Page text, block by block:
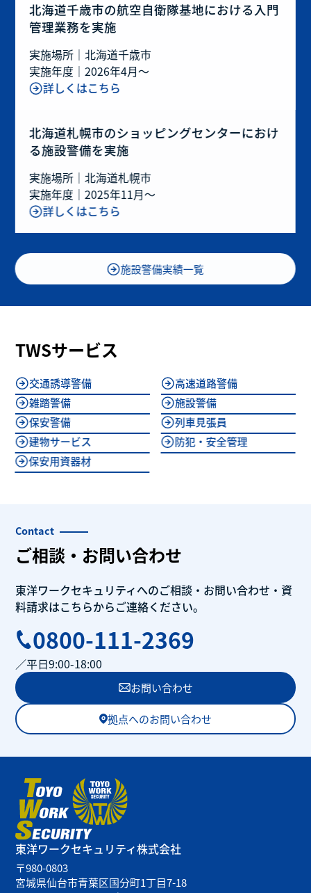
北海道千歳市の航空自衛隊基地における入門
管理業務を実施
実施場所｜北海道千歳市
実施年度｜2026年4月～
詳しくはこちら
北海道札幌市のショッピングセンターにおけ
る施設警備を実施
実施場所｜北海道札幌市
実施年度｜2025年11月～
詳しくはこちら
施設警備実績一覧
TWSサービス
交通誘導警備
高速道路警備
雑踏警備
施設警備
保安警備
列車見張員
建物サービス
防犯・安全管理
保安用資器材
Contact
ご相談・お問い合わせ
東洋ワークセキュリティへのご相談・ お問い合わせ・ 資
料請求はこちらからご連絡ください。
0800-111-2369
／平日9:00-18:00
お問い合わせ
拠点へのお問い合わせ
東洋ワークセキュリティ株式会社
〒980-0803
宮城県仙台市青葉区国分町1丁目7-18